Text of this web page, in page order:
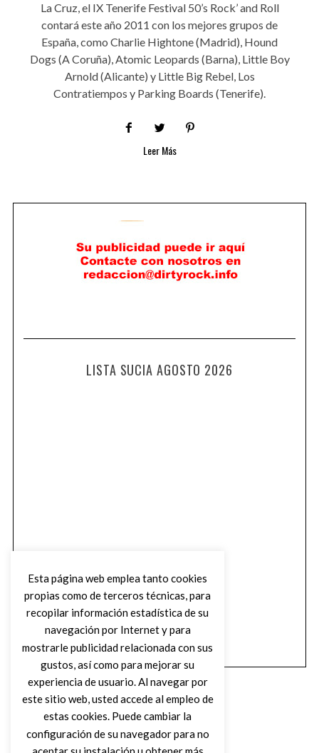
La Cruz, el IX Tenerife Festival 50’s Rock’ and Roll
contará este año 2011 con los mejores grupos de
España, como Charlie Hightone (Madrid), Hound
Dogs (A Coruña), Atomic Leopards (Barna), Little Boy
Arnold (Alicante) y Little Big Rebel, Los
Contratiempos y Parking Boards (Tenerife).
Leer Más
LISTA SUCIA AGOSTO 2026
Esta página web emplea tanto cookies
propias como de terceros técnicas, para
recopilar información estadística de su
navegación por Internet y para
mostrarle publicidad relacionada con sus
gustos, así como para mejorar su
experiencia de usuario. Al navegar por
este sitio web, usted accede al empleo de
estas cookies. Puede cambiar la
configuración de su navegador para no